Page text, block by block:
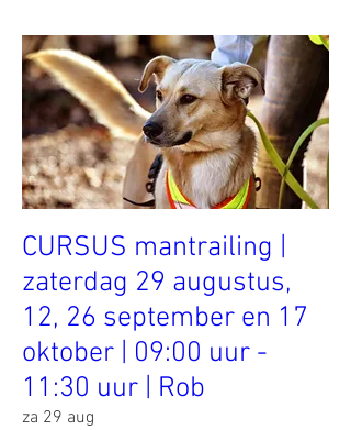
CURSUS mantrailing |
zaterdag 29 augustus,
12, 26 september en 17
oktober | 09:00 uur -
11:30 uur | Rob
za 29 aug